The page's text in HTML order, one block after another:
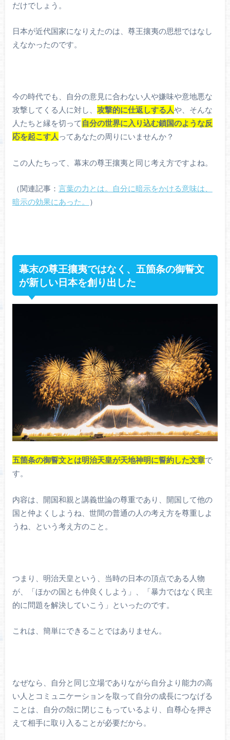
だけでしょう。
日本が近代国家になりえたのは、尊王攘夷の思想ではなし
えなかったのです。
今の時代でも、自分の意見に合わない人や嫌味や意地悪な
攻撃してくる人に対し、 攻撃的に仕返しする人や、そんな
人たちと縁を切って 自分の世界に入り込む鎖国のような反
応を起こす人 ってあなたの周りにいませんか？
この人たちって、幕末の尊王攘夷と同じ考え方ですよね。
（関連記事： 言葉の力とは。自分に暗示をかける意味は、
暗示の効果にあった。
）
幕末の尊王攘夷ではなく、五箇条の御誓文
が新しい日本を創り出した
五箇条の御誓文とは明治天皇が天地神明に誓約した文章で
す。
内容は、開国和親と講義世論の尊重であり、開国して他の
国と仲よくしようね、世間の普通の人の考え方を尊重しよ
うね、という考え方のこと。
つまり、明治天皇という、当時の日本の頂点である人物
が、「ほかの国とも仲良くしよう」、「暴力ではなく民主
的に問題を解決していこう」といったのです。
これは、簡単にできることではありません。
なぜなら、自分と同じ立場でありながら自分より能力の高
い人とコミュニケーションを取って自分の成長につなげる
ことは、自分の殻に閉じこもっているより、自尊心を押さ
えて相手に取り入ることが必要だから。